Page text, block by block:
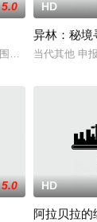
5.0
绕“废用身”——因
HD
异林：秘境
当代其他 申
5.0 HD
阿拉贝拉的